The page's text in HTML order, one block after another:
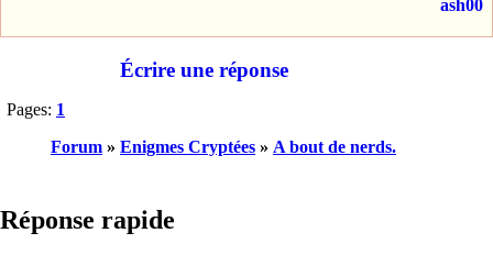
ash00
Écrire une réponse
Pages: 1
Forum » Enigmes Cryptées » A bout de nerds.
Réponse rapide